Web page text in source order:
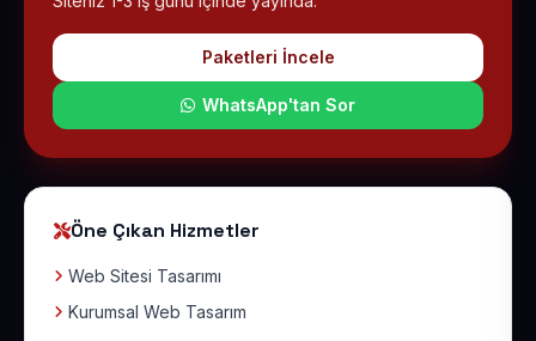
Paketleri İncele
WhatsApp'tan Sor
Öne Çıkan Hizmetler
Web Sitesi Tasarımı
Kurumsal Web Tasarım